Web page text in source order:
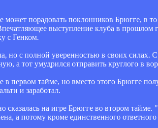
может порадовать поклонников Брюгге, в
выступление клуба в
с Генком.
но с полной уверенностью в своих силах.
а тот умудрился отправить круглого в
первом тайме, но вместо этого Брюгге
и заработал.
сказалась на игре Брюгге во втором
а потому кроме единственного